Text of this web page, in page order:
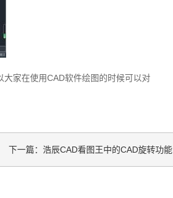
家在使用CAD软件绘图的时候可以对
下一篇：浩辰CAD看图王中的CAD旋转功能